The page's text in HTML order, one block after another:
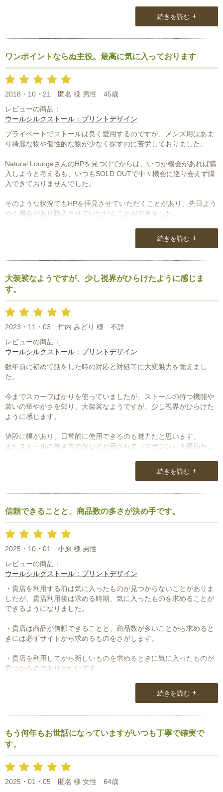
続きを読む +
ワンポイントならぬ主役。最高に気に入っております
2018・10・21 匿名 様 男性
45歳
レビューの商品：
ウールシルクストール：プリントデザイン
プライベートでストールは良く愛用するのですが、メンズ用はあま
り綺麗な物や個性的な物が少なく探すのに苦労しておりました。
Natural LoungeさんのHPを見つけてからは、いつか機会があれば購
入しようと考えるも、いつもSOLD OUTで中々機会に巡り会えず購
入できておりませんでした。
そのような状況でもHPを拝見させていただくことがあり、先日よう
やく機会があり購入させていただくことができました。
しており、単にビニールで包装されて届くような状態でもなかった
ので、商品を大切にされていることが良く伝わりました。
中々ストール男子は少なく、周りにもいないのでストールに関する
情報は乏しかったですね。
今までは、たまたまお店で見かけるストールを手にして購入してお
りましたし、それはそれで自分が気に入って購入した物なので良い
のですが、Natural Loungeさんの商品は非常に魅力的で、スタッフ
の方の商品に対する愛情と言いますか、気持ちまでが伝わる物でし
た。
話は変わりますが、先日購入させていただいたストールを身にまと
い、知人と長野県を観光しました。
お店のある松本市ではなかったのですが、長野で出会った方に”素敵
なストールですね” と言われました(^ ^)
Natural Loungeさんのストール、他のブランドとは異なり、目を引
くデザインですよ。
ワンポイントならぬ主役ですね。最高に気に入っております。
今後もNatural Loungeさんを利用させてもらいたいと考えておりま
最近おアパレル業界は不況のようですので・・・
続きを読む +
大袈裟なようですが、少し視界がひらけたように感じま
す。
2023・11・03 竹内 みどり 様
不詳
レビューの商品：
ウールシルクストール：プリントデザイン
数年前に初めて話をした時の対応と対処等に大変魅力を覚えまし
た。
今までスカーフばかりを使っていましたが、ストールの持つ機能や
装いの華やかさを知り、大袈裟なようですが、少し視界がひらけた
ように感じます。
値段に幅があり、日常的に使用できるのも魅力だと思います。
またストールの巻き方の例などが示されて（マガジン）大変助かり
続きを読む +
信頼できることと、商品数の多さが決め手です。
2025・10・01
小原 様 男性
レビューの商品：
ウールシルクストール：プリントデザイン
・貴店を利用する前は気に入ったものが見つからないことがありま
したが、貴店利用後は求める時期、気に入ったものを求めることが
できるようになりました。
・貴店は商品が信頼できることと、商品数が多いことから求めると
きには必ずサイトから求めるものをさがします。
・貴店を利用してから新しいものを求めるときに気に入ったものが
見つかるのでありがたいです。
続きを読む +
もう何年もお世話になっていますがいつも丁寧で確実で
す。
2025・01・05 匿名 様 女性
64歳